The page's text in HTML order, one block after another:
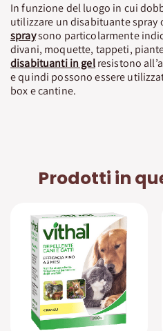
In funzione del luogo in cui
utilizzare un disabituante spray
spraysono particolarmente
divani, moquette, tappeti,
disabituanti in gelresistono
e quindi possono essere
box e cantine.
Prodotti in